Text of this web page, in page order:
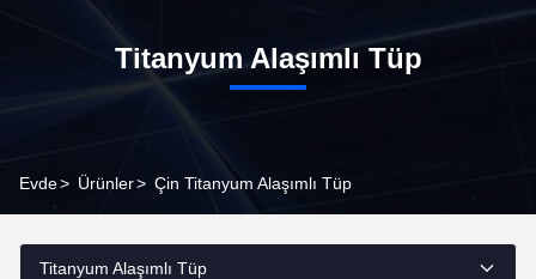
Titanyum Alaşımlı Tüp
Evde> Ürünler> Çin Titanyum Alaşımlı Tüp
Titanyum Alaşımlı Tüp